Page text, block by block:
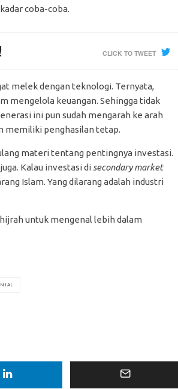
coba-coba.
CLICK TO TWEET
melek dengan teknologi. Ternyata,
mengelola keuangan. Sehingga tidak
ini pun sudah mengarah ke arah
memiliki penghasilan tetap.
materi tentang pentingnya investasi.
Kalau investasi di secondary market
Islam. Yang dilarang adalah industri
untuk mengenal lebih dalam